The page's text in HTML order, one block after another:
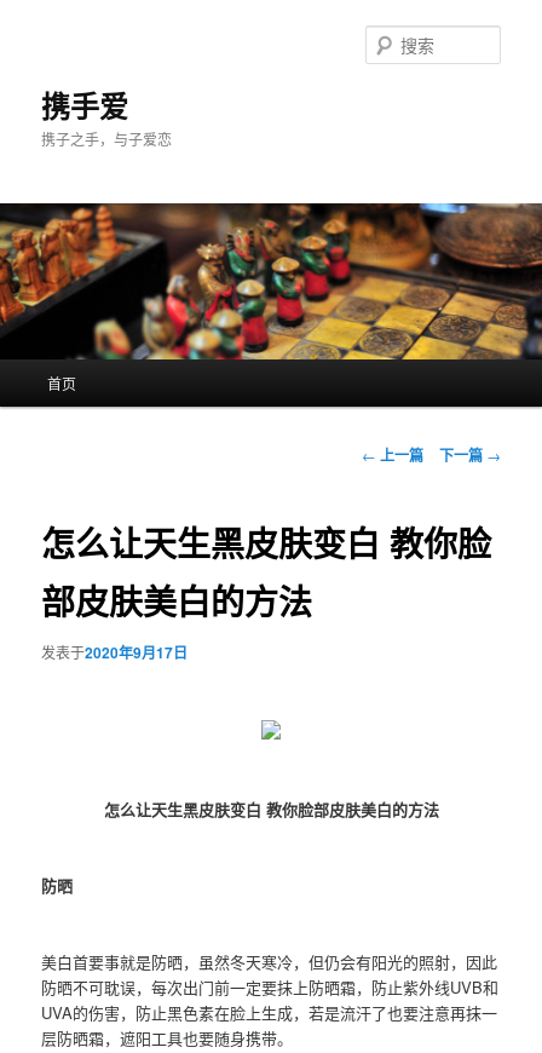
携手爱
携子之手，与子爱恋
索
首页
文
航
← 上一篇 下一篇 →
怎么让天生黑皮肤变白 教你脸
部皮肤美白的方法
发表于2020年9月17日
怎么让天生黑皮肤变白 教你脸部皮肤美白的方法
防晒
美白首要事就是防晒，虽然冬天寒冷，但仍会有阳光的照射，因此
防晒不可耽误，每次出门前一定要抹上防晒霜，防止紫外线UVB和
UVA的伤害，防止黑色素在脸上生成，若是流汗了也要注意再抹一
层防晒霜，遮阳工具也要随身携带。